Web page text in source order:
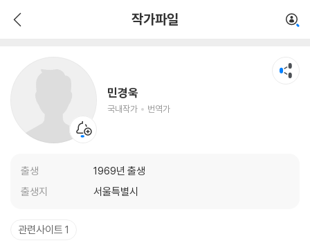
작가파일
민경욱
국내작가 번역가
출생
1969년 출생
출생지
서울특별시
관련사이트 1